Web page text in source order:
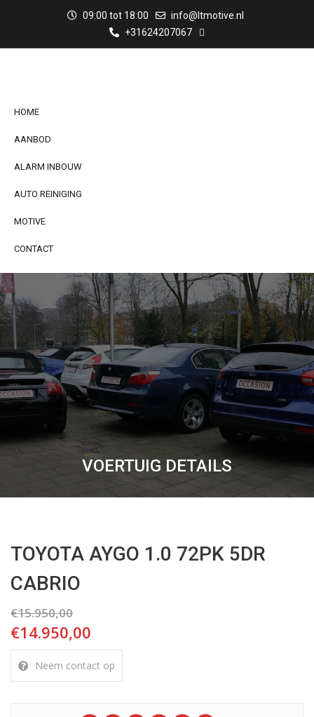
09:00 tot 18:00
info@ltmotive.nl
+31624207067
HOME
AANBOD
ALARM INBOUW
AUTO REINIGING
MOTIVE
CONTACT
VOERTUIG DETAILS
TOYOTA AYGO 1.0 72PK 5DR
CABRIO
€15.950,00
€14.950,00
Neem contact op